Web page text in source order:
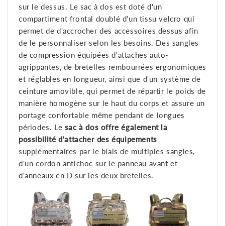
sur le dessus. Le sac à dos est doté d'un
compartiment frontal doublé d'un tissu velcro qui
permet de d'accrocher des accessoires dessus afin
de le personnaliser selon les besoins. Des sangles
de compression équipées d'attaches auto-
agrippantes, de bretelles rembourrées ergonomiques
et réglables en longueur, ainsi que d'un système de
ceinture amovible, qui permet de répartir le poids de
manière homogène sur le haut du corps et assure un
portage confortable même pendant de longues
périodes. Le sac à dos offre également la
possibilité d'attacher des équipements
supplémentaires par le biais de multiples sangles,
d'un cordon antichoc sur le panneau avant et
d'anneaux en D sur les deux bretelles.